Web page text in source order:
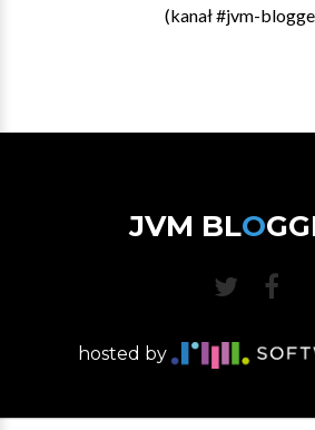
(kanał #jvm-
JVM BLO
hosted by